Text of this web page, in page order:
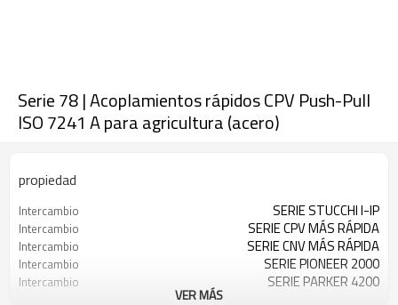
Serie 78 | Acoplamientos rápidos CPV Push-Pull
ISO 7241 A para agricultura (acero)
propiedad
Intercambio SERIE STUCCHI I-IP
Intercambio SERIE CPV MÁS RÁPIDA
Intercambio SERIE CNV MÁS RÁPIDA
Intercambio SERIE PIONEER 2000
Intercambio SERIE PARKER 4200
VER MÁS